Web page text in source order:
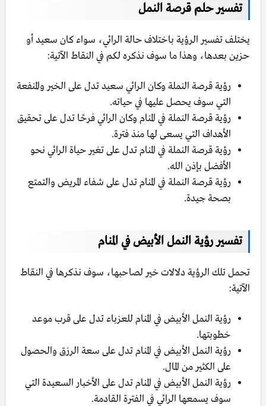
تفسير حلم قرصة النمل
يختلف تفسير الرؤية باختلاف حالة الرائي، سواء كان سعيد أو
حزين بعدها، وهذا ما سوف نذكره لكم في النقاط الآتية:
رؤية قرصة النملة وكان الرائي سعيد تدل على الخير والمنفعة
التي سوف يحصل عليها في حياته.
رؤية قرصة النملة في المنام وكان الرائي فرحًا تدل على تحقيق
الأهداف التي يسعى لها منذ فترة.
رؤية قرصة النملة في المنام تدل على تغير حياة الرائي نحو
الأفضل بإذن الله.
رؤية قرصة النملة في المنام تدل على شفاء المريض والتمتع
بصحة جيدة.
تفسير رؤية النمل الأبيض في المنام
تحمل تلك الرؤية دلالات خير لصاحبها، سوف نذكرها في النقاط
الآتية:
رؤية النمل الأبيض في المنام للعزباء تدل على قرب موعد
خطوبتها.
رؤية النمل الأبيض في المنام تدل على سعة الرزق والحصول
على الكثير من المال.
رؤية النمل الأبيض في المنام تدل على الأخبار السعيدة التي
سوف يسمعها الرائي في الفترة القادمة.